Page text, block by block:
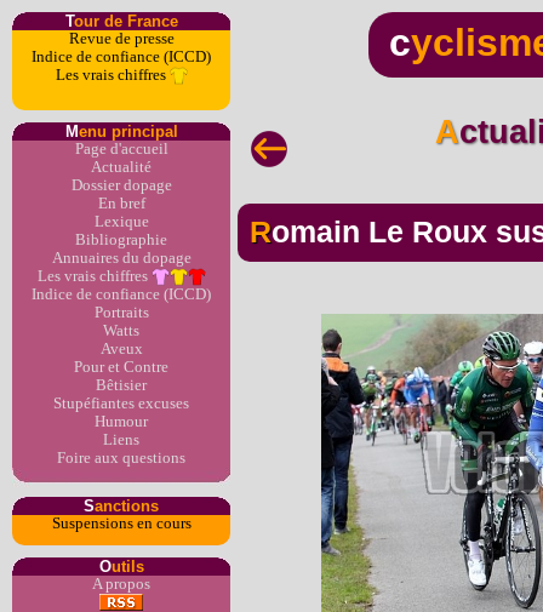
Tour de France
Revue de presse
Indice de confiance (ICCD)
Les vrais chiffres
Menu principal
Page d'accueil
Actualité
Dossier dopage
En bref
Lexique
Bibliographie
Annuaires du dopage
Les vrais chiffres
Indice de confiance (ICCD)
Portraits
Watts
Aveux
Pour et Contre
Bêtisier
Stupéfiantes excuses
Humour
Liens
Foire aux questions
Sanctions
Suspensions en cours
Outils
A propos
c
Romain Le Roux